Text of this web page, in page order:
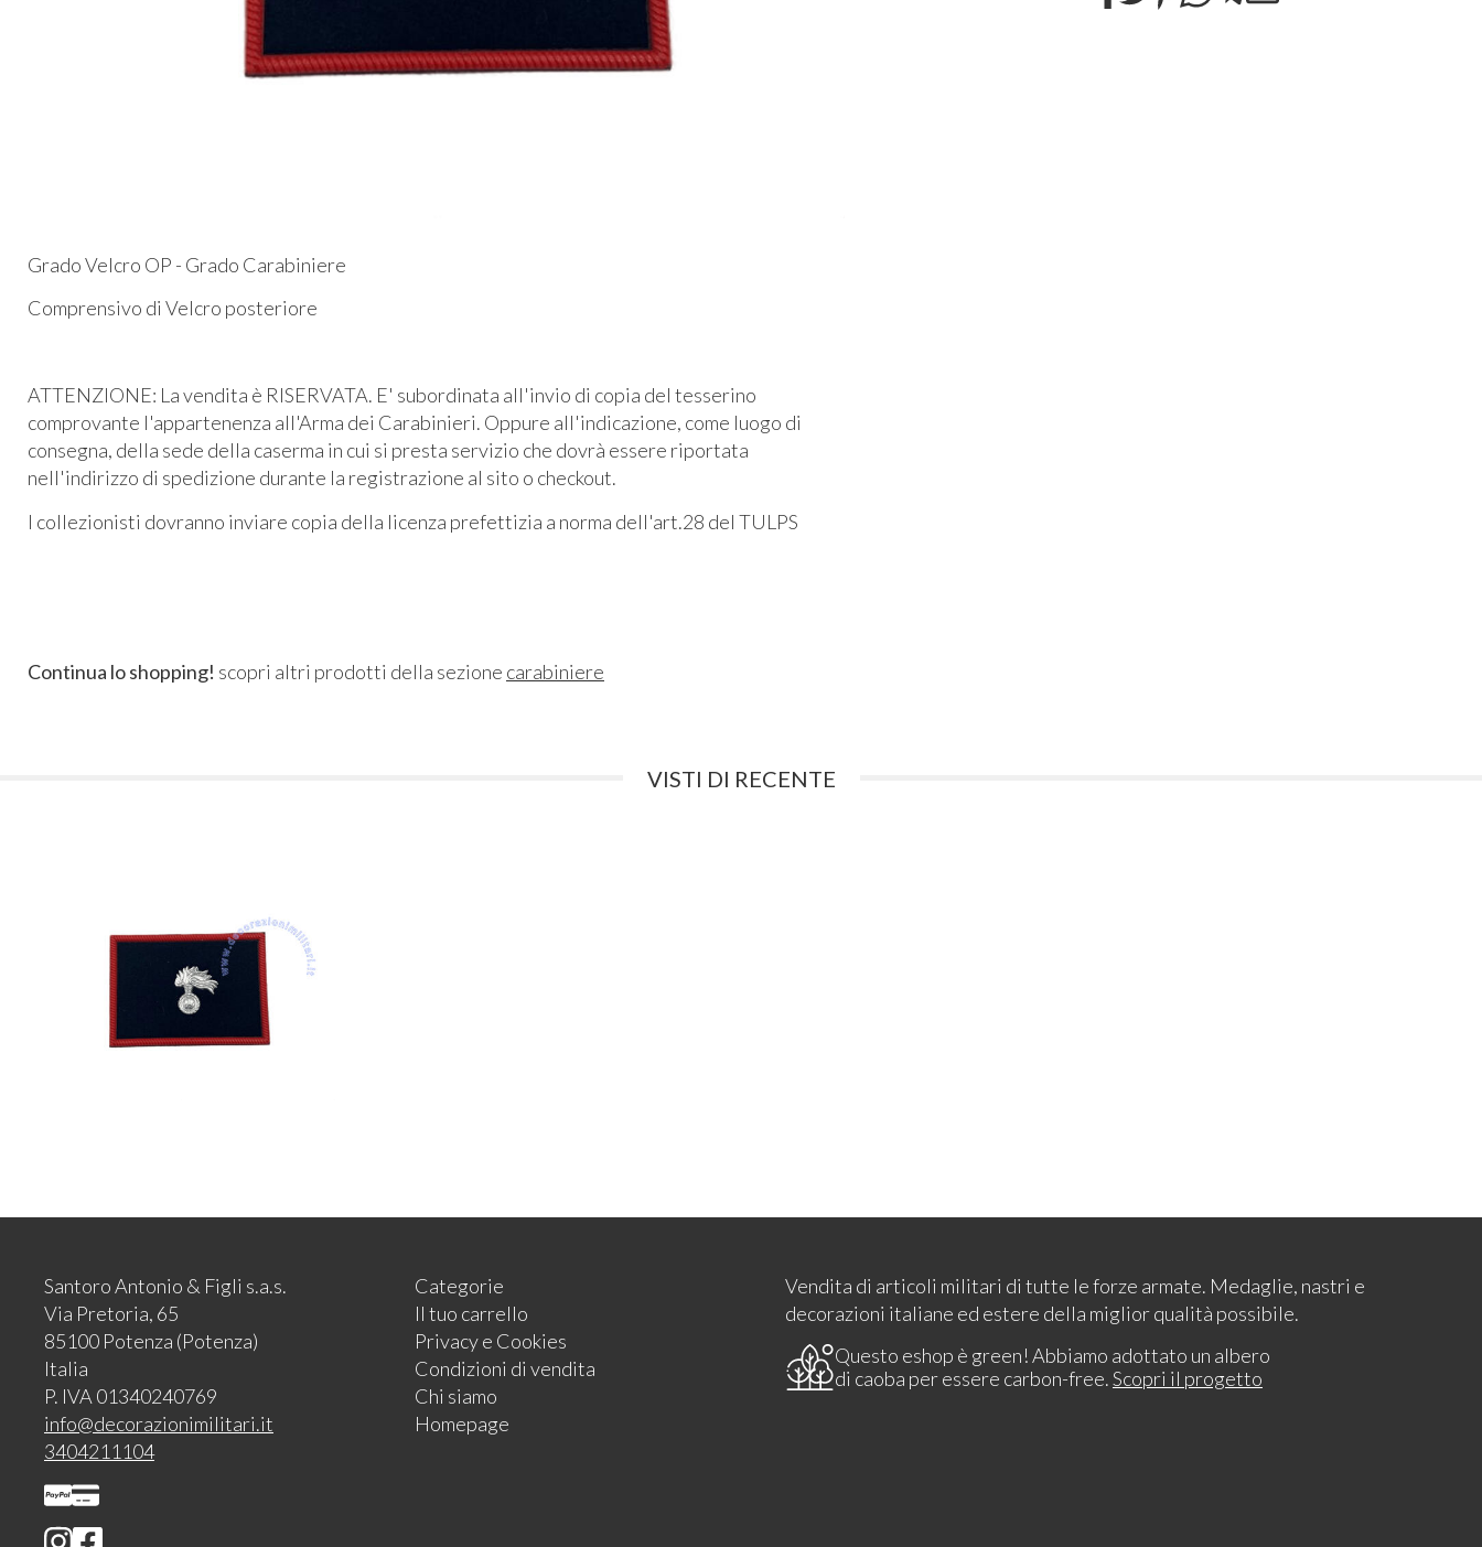
Grado Velcro OP - Grado Carabiniere
Comprensivo di Velcro posteriore
ATTENZIONE: La vendita è RISERVATA. E' subordinata all'invio di copia del tesserino
comprovante l'appartenenza all'Arma dei Carabinieri. Oppure all'indicazione, come luogo di
consegna, della sede della caserma in cui si presta servizio che dovrà essere riportata
nell'indirizzo di spedizione durante la registrazione al sito o checkout.
I collezionisti dovranno inviare copia della licenza prefettizia a norma dell'art.28 del TULPS
Continua lo shopping! scopri altri prodotti della sezione carabiniere
VISTI DI RECENTE
Santoro Antonio & Figli s.a.s.
Via Pretoria, 65
85100 Potenza (Potenza)
Italia
P. IVA 01340240769
info@decorazionimilitari.it
3404211104
Categorie
Il tuo carrello
Privacy e Cookies
Condizioni di vendita
Chi siamo
Homepage
Vendita di articoli militari di tutte le forze armate. Medaglie, nastri e
decorazioni italiane ed estere della miglior qualità possibile.
Questo eshop è green! Abbiamo adottato un albero
di caoba per essere carbon-free.Scopri il progetto